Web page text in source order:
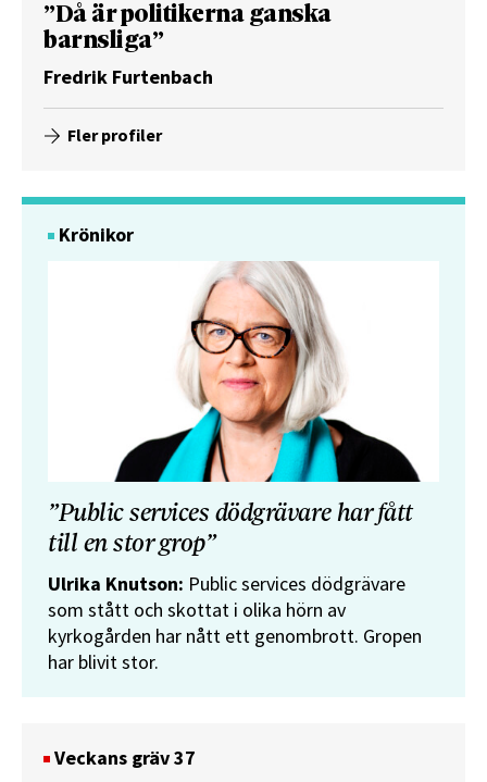
”Då är politikerna ganska
barnsliga”
Fredrik Furtenbach
Fler profiler
Krönikor
”Public services dödgrävare har fått
till en stor grop”
Ulrika Knutson: Public services dödgrävare
som stått och skottat i olika hörn av
kyrkogården har nått ett genombrott. Gropen
har blivit stor.
Veckans gräv 37